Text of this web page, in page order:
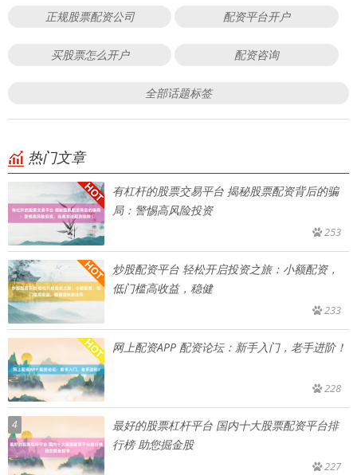
正规股票配资公司 配资平台开户
买股票怎么开户 配资咨询
全部话题标签
热门文章
有杠杆的股票交易平台 揭秘股票配资背后的骗
局：警惕高风险投资
253
炒股配资平台 轻松开启投资之旅：小额配资，
低门槛高收益，稳健
233
网上配资APP 配资论坛：新手入门，老手进阶！
228
4
最好的股票杠杆平台 国内十大股票配资平台排
行榜 助您掘金股
227